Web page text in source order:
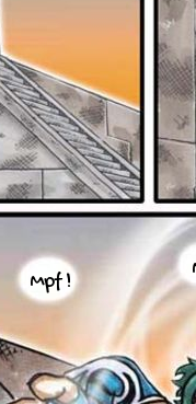
Mpf !